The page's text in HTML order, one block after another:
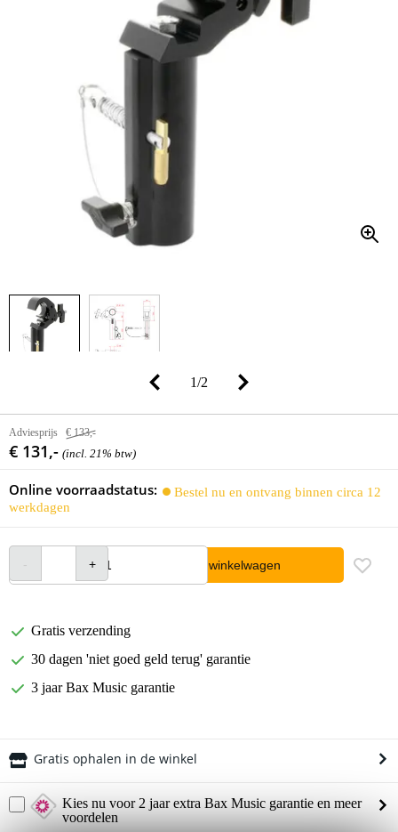
1/2
Adviesprijs € 133,-
€ 131,- (incl. 21% btw)
Online voorraadstatus:
Bestel nu en ontvang binnen circa 12
werkdagen
In winkelwagen
Gratis verzending
30 dagen 'niet goed geld terug' garantie
3 jaar Bax Music garantie
Gratis ophalen in de winkel
Kies nu voor 2 jaar extra Bax Music garantie en meer
voordelen